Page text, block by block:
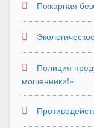
Пожарная
Полиция
мошенники!»